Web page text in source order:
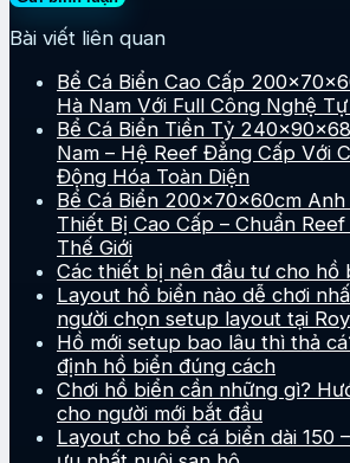
Bài viết liên quan
Bể Cá Biển Cao Cấp
Hà Nam Với Full Công Nghệ
Bể Cá Biển Tiền Tỷ
Nam – Hệ Reef Đẳng Cấp Với
Động Hóa Toàn Diện
Bể Cá Biển 200x70x60cm
Thiết Bị Cao Cấp – Chuẩn
Thế Giới
Các thiết bị nên đầu tư cho hồ
Layout hồ biển nào dễ chơi
người chọn setup layout tại
Hồ mới setup bao lâu thì thả
định hồ biển đúng cách
Chơi hồ biển cần những gì?
cho người mới bắt đầu
Layout cho bể cá biển dài 150